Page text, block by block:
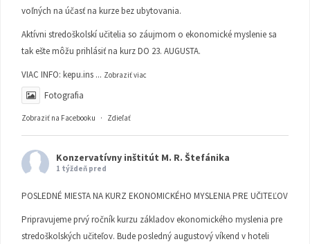
voľných na účasť na kurze bez ubytovania.
Aktívni stredoškolskí učitelia so záujmom o ekonomické myslenie sa
tak ešte môžu prihlásiť na kurz DO 23. AUGUSTA.
VIAC INFO: kepu.ins ... Zobraziť viac
Fotografia
Zobraziť na Facebooku · Zdieľať
Konzervatívny inštitút M. R. Štefánika
1 týždeň pred
POSLEDNÉ MIESTA NA KURZ EKONOMICKÉHO MYSLENIA PRE UČITEĽOV
Pripravujeme prvý ročník kurzu základov ekonomického myslenia pre
stredoškolských učiteľov. Bude posledný augustový víkend v hoteli